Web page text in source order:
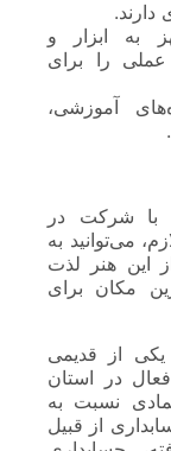
به ابزار و
عملی را برای
آموزشی،
با شرکت در
می‌توانید به
این هنر لذت
مکان برای
یکی از قدیمی
در استان
نسبت به
از قبیل